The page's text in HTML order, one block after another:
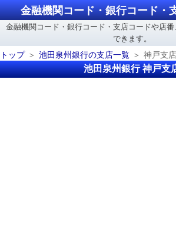
金融機関コード・銀行コード・
金融機関コード・銀行コード・支店コードや店
できます。
トップ
池田泉州銀行の支店一覧 神戸支店
池田泉州銀行 神戸支